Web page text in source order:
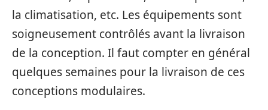
la climatisation, etc. Les équipements sont
soigneusement contrôlés avant la livraison
de la conception. Il faut compter en général
quelques semaines pour la livraison de ces
conceptions modulaires.